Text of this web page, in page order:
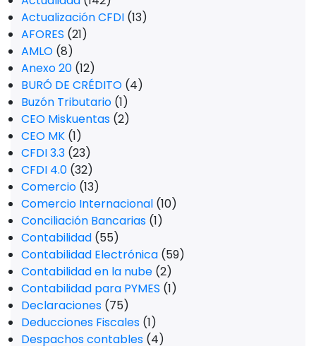
Actualización CFDI (13)
AFORES (21)
AMLO (8)
Anexo 20 (12)
BURÓ DE CRÉDITO (4)
Buzón Tributario (1)
CEO Miskuentas (2)
CEO MK (1)
CFDI 3.3 (23)
CFDI 4.0 (32)
Comercio (13)
Comercio Internacional (10)
Conciliación Bancarias (1)
Contabilidad (55)
Contabilidad Electrónica (59)
Contabilidad en la nube (2)
Contabilidad para PYMES (1)
Declaraciones (75)
Deducciones Fiscales (1)
Despachos contables (4)